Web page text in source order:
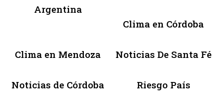
Argentina
Clima en Córdoba
Clima en Mendoza Noticias De Santa Fé
Noticias de Córdoba Riesgo País